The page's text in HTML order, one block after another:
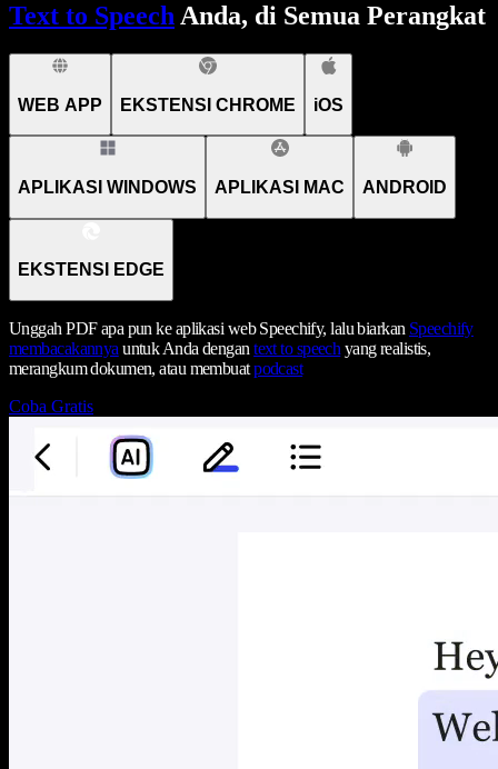
Text to SpeechAnda, di Semua Perangkat
WEB APP EKSTENSI CHROME iOS
APLIKASI WINDOWS APLIKASI MAC ANDROID
EKSTENSI EDGE
Unggah PDF apa pun ke aplikasi web Speechify, lalu biarkan Speechify
membacakannya untuk Anda dengantext to speech yang realistis,
merangkum dokumen, atau membuatpodcast
Coba Gratis